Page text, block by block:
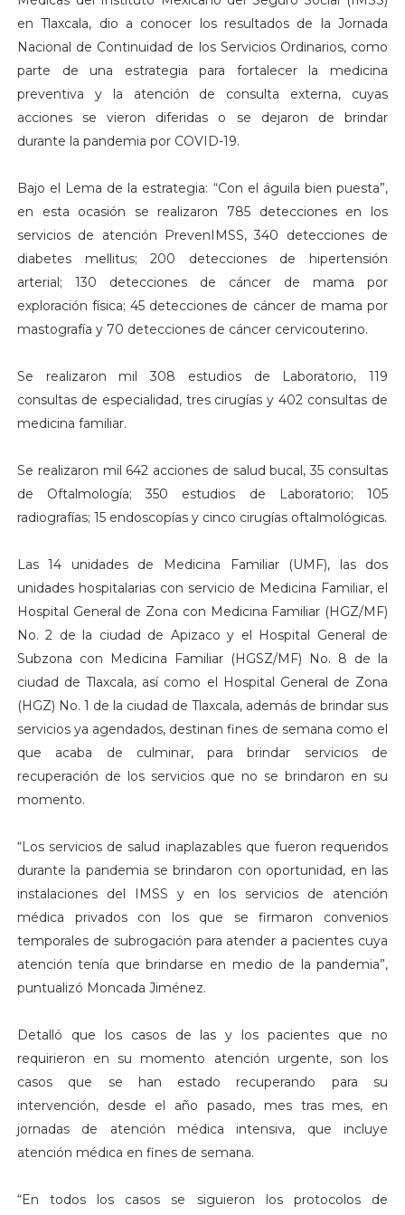
en Tlaxcala, dio a conocer los resultados de la Jornada
Nacional de Continuidad de los Servicios Ordinarios, como
parte de una estrategia para fortalecer la medicina
preventiva y la atención de consulta externa, cuyas
acciones se vieron diferidas o se dejaron de brindar
durante la pandemia por COVID-19.
Bajo el Lema de la estrategia: “Con el águila bien puesta”,
en esta ocasión se realizaron 785 detecciones en los
servicios de atención PrevenIMSS, 340 detecciones de
diabetes mellitus; 200 detecciones de hipertensión
arterial; 130 detecciones de cáncer de mama por
exploración física; 45 detecciones de cáncer de mama por
mastografía y 70 detecciones de cáncer cervicouterino.
Se realizaron mil 308 estudios de Laboratorio, 119
consultas de especialidad, tres cirugías y 402 consultas de
medicina familiar.
Se realizaron mil 642 acciones de salud bucal, 35 consultas
de Oftalmología; 350 estudios de Laboratorio; 105
radiografías; 15 endoscopías y cinco cirugías oftalmológicas.
Las 14 unidades de Medicina Familiar (UMF), las dos
unidades hospitalarias con servicio de Medicina Familiar, el
Hospital General de Zona con Medicina Familiar (HGZ/MF)
No. 2 de la ciudad de Apizaco y el Hospital General de
Subzona con Medicina Familiar (HGSZ/MF) No. 8 de la
ciudad de Tlaxcala, así como el Hospital General de Zona
(HGZ) No. 1 de la ciudad de Tlaxcala, además de brindar sus
servicios ya agendados, destinan fines de semana como el
que acaba de culminar, para brindar servicios de
recuperación de los servicios que no se brindaron en su
momento.
“Los servicios de salud inaplazables que fueron requeridos
durante la pandemia se brindaron con oportunidad, en las
instalaciones del IMSS y en los servicios de atención
médica privados con los que se firmaron convenios
temporales de subrogación para atender a pacientes cuya
atención tenía que brindarse en medio de la pandemia”,
puntualizó Moncada Jiménez.
Detalló que los casos de las y los pacientes que no
requirieron en su momento atención urgente, son los
casos que se han estado recuperando para su
intervención, desde el año pasado, mes tras mes, en
jornadas de atención médica intensiva, que incluye
atención médica en fines de semana.
“En todos los casos se siguieron los protocolos de